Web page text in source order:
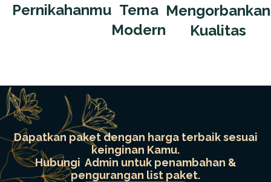
Pernikahanmu Tema
Modern
Mengorbankan
Kualitas
Dapatkan paket dengan harga terbaik sesuai
keinginan Kamu.
Hubungi Admin untuk penambahan &
pengurangan list paket.